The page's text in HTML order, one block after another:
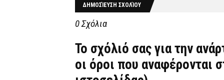
ΔΗΜΟΣΊΕΥΣΗ ΣΧΟΛΊΟΥ
0 Σχόλια
Το σχόλιό σας για την
οι όροι που αναφέρονται